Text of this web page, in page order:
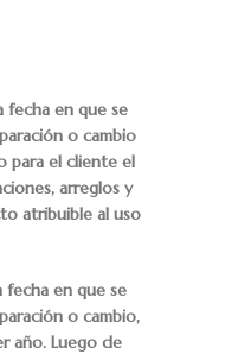
fecha en que se
o cambio
para el cliente el
arreglos y
atribuible al uso
fecha en que se
o cambio,
año. Luego de